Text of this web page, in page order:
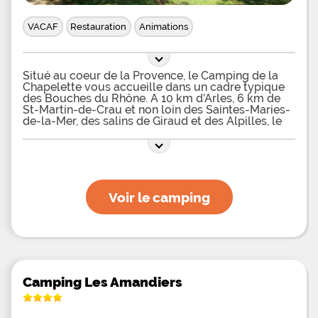
en famille au parc d'attraction Magic Parkland
d'Ensuès-la-Redonne et ne manquez pas de visiter
calanques sauvages ou encore la basilique
VACAF Restauration Animations
Situé au coeur de la Provence, le Camping de la
Chapelette vous accueille dans un cadre typique
des Bouches du Rhône. A 10 km d’Arles, 6 km de
St-Martin-de-Crau et non loin des Saintes-Maries-
de-la-Mer, des salins de Giraud et des Alpilles, le
Voir le camping
Camping Les Amandiers